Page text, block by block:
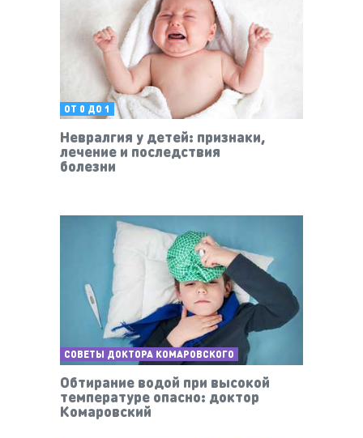
ОТ 0 ДО 1
Невралгия у детей: признаки,
лечение и последствия
болезни
СОВЕТЫ ДОКТОРА КОМАРОВСКОГО
Обтирание водой при высокой
температуре опасно: доктор
Комаровский